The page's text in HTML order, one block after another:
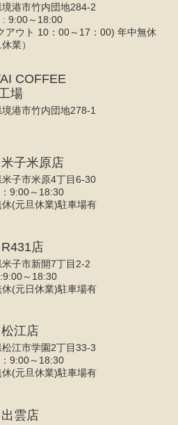
境港市竹内団地284-2
: 9:00～18:00
アウト 10：00～17：00) 年中無休
休業）
COFFEE
場
境港市竹内団地278-1
子米原店
米子市米原4丁目6-30
9:00～18:30
休(元旦休業)駐車場有
店
米子市新開7丁目2-2
～18:30
休(元日休業)駐車場有
江店
松江市学園2丁目33-3
9:00～18:30
休(元旦休業)駐車場有
雲店